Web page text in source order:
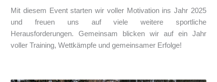
Mit diesem Event starten wir voller Motivation ins Jahr 2025
und freuen uns auf viele weitere sportliche
Herausforderungen. Gemeinsam blicken wir auf ein Jahr
voller Training, Wettkämpfe und gemeinsamer Erfolge!